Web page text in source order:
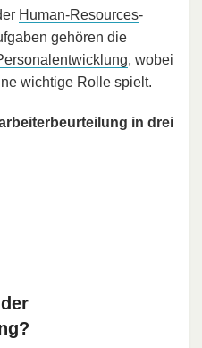
Human-Resources-
gehören die
, wobei
wichtige Rolle spielt.
in drei